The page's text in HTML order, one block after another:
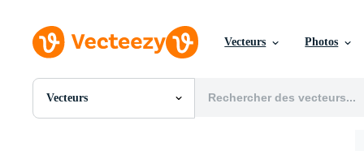
Vecteurs Photos
Vecteurs
Toutes Images